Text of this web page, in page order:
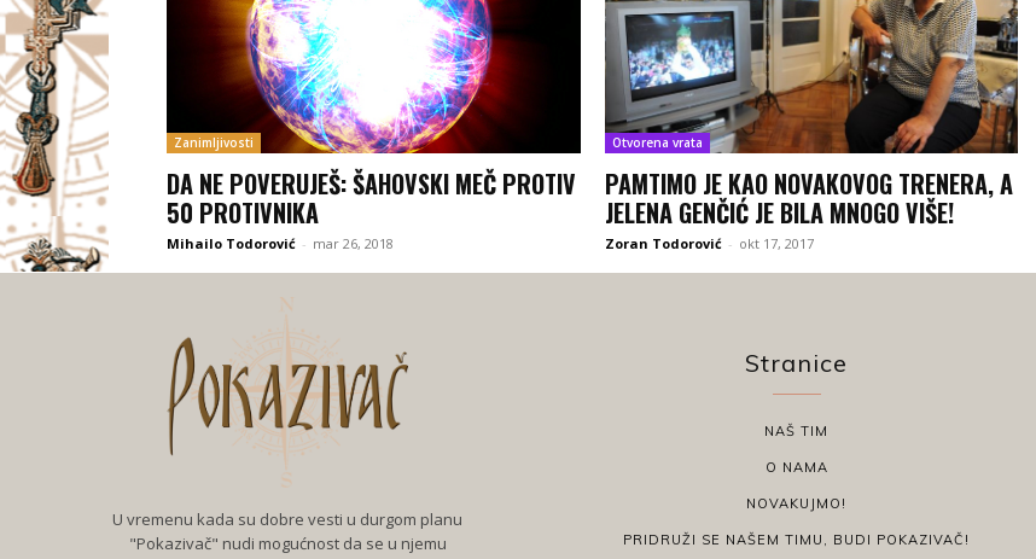
Zanimljivosti
DA NE POVERUJEŠ: ŠAHOVSKI MEČ PROTIV
50 PROTIVNIKA
Mihailo Todorović - mar 26, 2018
Otvorena vrata
PAMTIMO JE KAO NOVAKOVOG TRENERA, A
JELENA GENČIĆ JE BILA MNOGO VIŠE!
Zoran Todorović - okt 17, 2017
U vremenu kada su dobre vesti u durgom planu
"Pokazivač" nudi mogućnost da se u njemu
Stranice
NAŠ TIM
O NAMA
NOVAKUJMO!
PRIDRUŽI SE NAŠEM TIMU, BUDI POKAZIVAČ!